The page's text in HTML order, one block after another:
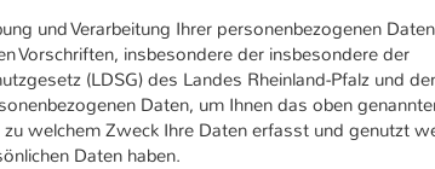
und Verarbeitung Ihrer personenbezogenen Daten
Vorschriften, insbesondere der insbesondere der
(LDSG) des Landes Rheinland-Pfalz und
Daten, um Ihnen das oben
welchem Zweck Ihre Daten erfasst und genutzt
Daten haben.